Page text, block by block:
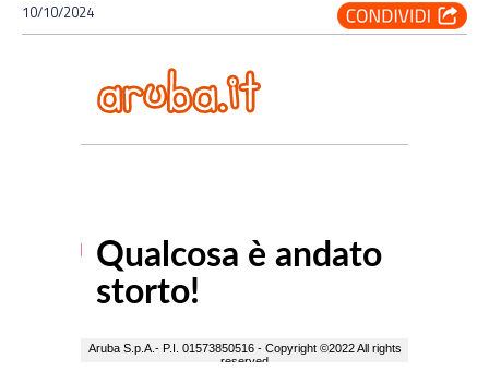
10/10/2024